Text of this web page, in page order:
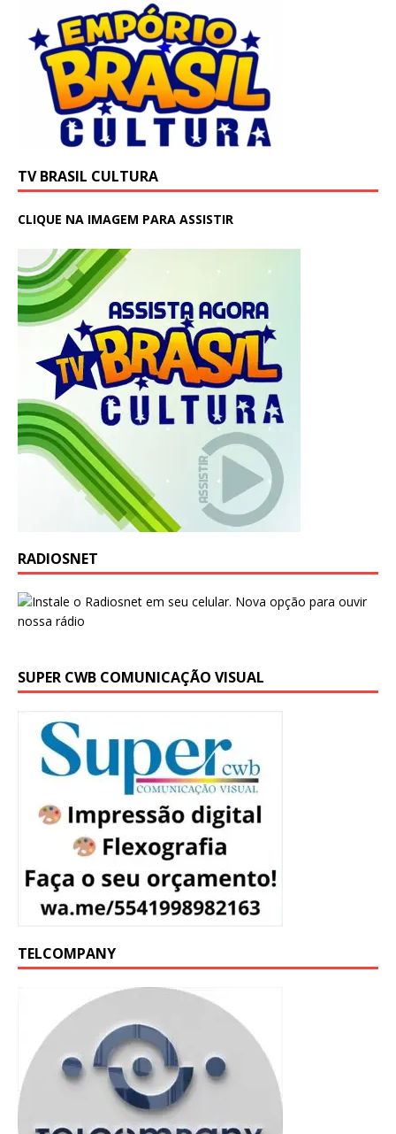
TV BRASIL CULTURA
CLIQUE NA IMAGEM PARA ASSISTIR
RADIOSNET
SUPER CWB COMUNICAÇÃO VISUAL
TELCOMPANY